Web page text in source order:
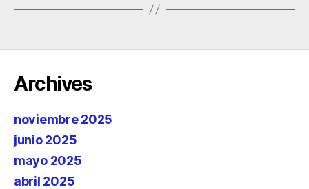
Archives
noviembre 2025
junio 2025
mayo 2025
abril 2025